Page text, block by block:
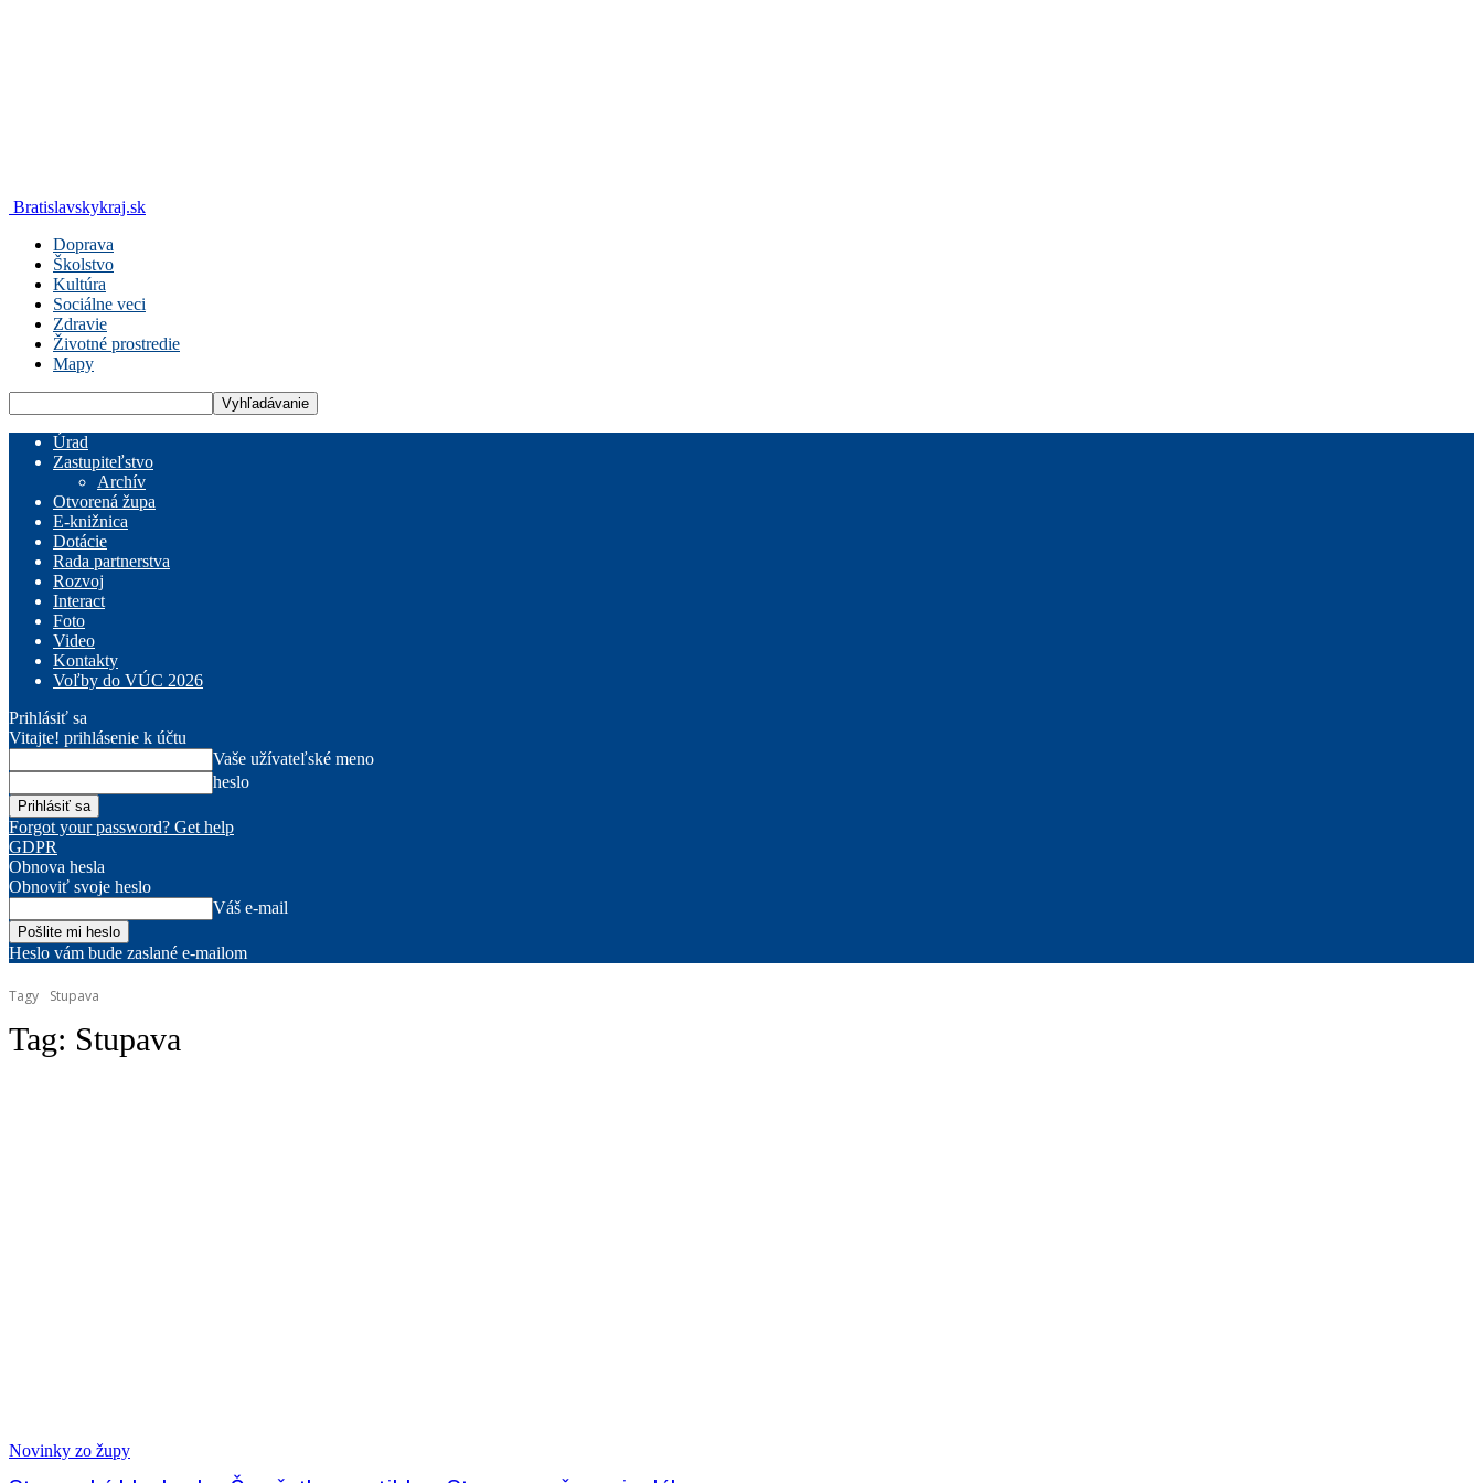
Bratislavskykraj.sk
Doprava
Školstvo
Kultúra
Sociálne veci
Zdravie
Životné prostredie
Mapy
Úrad
Zastupiteľstvo
Archív
Otvorená župa
E-knižnica
Dotácie
Rada partnerstva
Rozvoj
Interact
Foto
Video
Kontakty
Voľby do VÚC 2026
Prihlásiť sa
Vitajte! prihlásenie k účtu
Vaše užívateľské meno
heslo
Forgot your password? Get help
GDPR
Obnova hesla
Obnoviť svoje heslo
Váš e-mail
Heslo vám bude zaslané e-mailom
Tagy Stupava
Tag: Stupava
Novinky zo župy